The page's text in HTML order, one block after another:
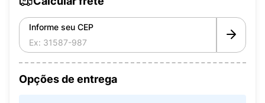
Informe seu CEP
Opções de entrega